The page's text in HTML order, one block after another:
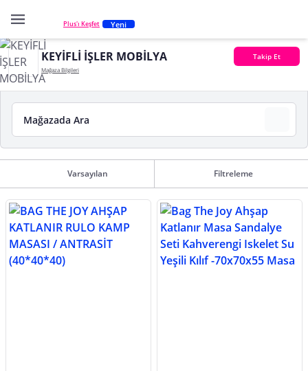
Plus'ı Keşfet Yeni
KEYİFLİ İŞLER MOBİLYA Takip Et
Mağaza Bilgileri
Varsayılan Filtreleme